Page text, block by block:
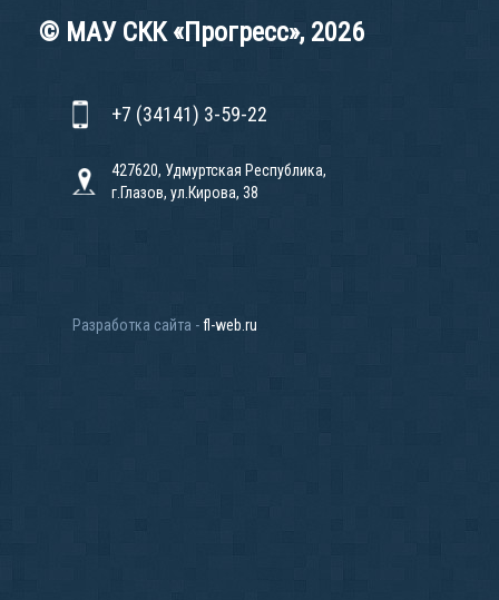
© МАУ СКК «Прогресс», 2026
+7 (34141) 3-59-22
427620, Удмуртская Республика,
г.Глазов, ул.Кирова, 38
Разработка сайта -fl-web.ru